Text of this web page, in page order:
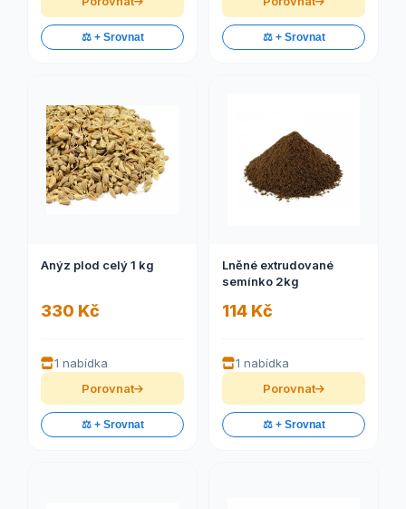
⚖️ + Srovnat ⚖️ + Srovnat
Anýz plod celý 1 kg
330 Kč
1 nabídka
Porovnat
⚖️ + Srovnat
Lněné extrudované
semínko 2kg
114 Kč
1 nabídka
Porovnat
⚖️ + Srovnat